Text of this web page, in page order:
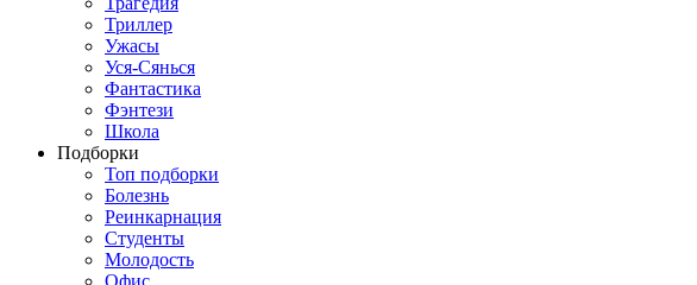
Триллер
Ужасы
Уся-Сянься
Фантастика
Фэнтези
Школа
Подборки
Топ подборки
Болезнь
Реинкарнация
Студенты
Молодость
Офис